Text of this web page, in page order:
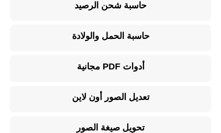
حاسبة شحن الرصيد
حاسبة الحمل والولادة
أدوات PDF مجانية
تعديل الصور أون لاين
تحويل صيغة الصور